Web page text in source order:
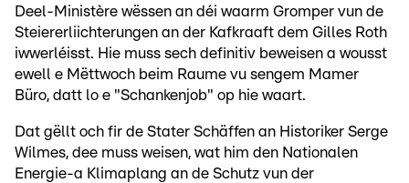
Deel-Ministère wëssen an déi waarm Gromper vun de
Steiererliichterungen an der Kafkraaft dem Gilles Roth
iwwerléisst. Hie muss sech definitiv beweisen a wousst
ewell e Mëttwoch beim Raume vu sengem Mamer
Büro, datt lo e "Schankenjob" op hie waart.
Dat gëllt och fir de Stater Schäffen an Historiker Serge
Wilmes, dee muss weisen, wat him den Nationalen
Energie-a Klimaplang an de Schutz vun der